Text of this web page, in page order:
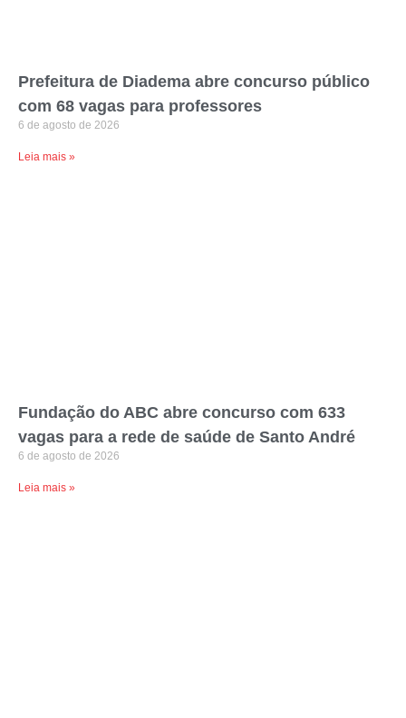
Prefeitura de Diadema abre concurso público
com 68 vagas para professores
6 de agosto de 2026
Leia mais »
Fundação do ABC abre concurso com 633
vagas para a rede de saúde de Santo André
6 de agosto de 2026
Leia mais »